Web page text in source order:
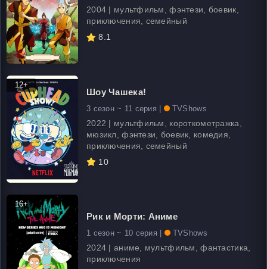
2004 | мультфильм, фэнтези, боевик,
приключения, семейный
8.1
12+
Шоу Чашека!
3 сезон ~ 11 серия | TVShows
2022 | мультфильм, короткометражка,
мюзикл, фэнтези, боевик, комедия,
приключения, семейный
10
16+
Рик и Морти: Аниме
1 сезон ~ 10 серия | TVShows
2024 | аниме, мультфильм, фантастика,
приключения